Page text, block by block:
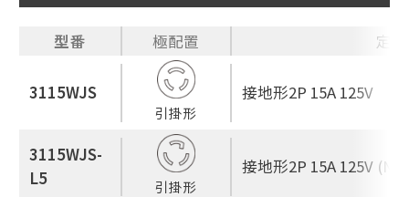
型番 極配置 定格
3115WJS
引掛形
接地形2P 15A 125V
3115WJS-
L5
引掛形
接地形2P 15A 125V